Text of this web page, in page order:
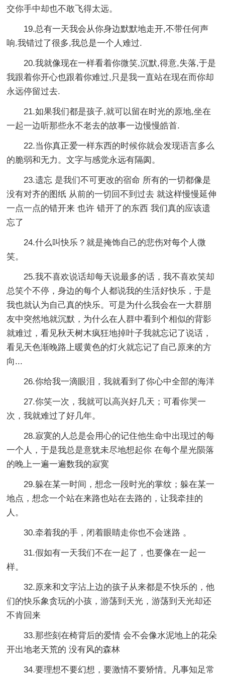
交你手中却也不敢飞得太远。
19.总有一天我会从你身边默默地走开,不带任何声
响.我错过了很多,我总是一个人难过.
20.我就像现在一样看着你微笑,沉默,得意,失落,于是
我跟着你开心也跟着你难过,只是我一直站在现在而你却
永远停留过去.
21.如果我们都是孩子,就可以留在时光的原地,坐在
一起一边听那些永不老去的故事一边慢慢皓首.
22.当你真正爱一样东西的时候你就会发现语言多么
的脆弱和无力。文字与感觉永远有隔阂。
23.遗忘 是我们不可更改的宿命 所有的一切都像是
没有对齐的图纸 从前的一切回不到过去 就这样慢慢延伸
一点一点的错开来 也许 错开了的东西 我们真的应该遗
忘了
24.什么叫快乐？就是掩饰自己的悲伤对每个人微
笑。
25.我不喜欢说话却每天说最多的话，我不喜欢笑却
总笑个不停，身边的每个人都说我的生活好快乐，于是
我也就认为自己真的快乐。可是为什么我会在一大群朋
友中突然地就沉默，为什么在人群中看到个相似的背影
就难过，看见秋天树木疯狂地掉叶子我就忘记了说话，
看见天色渐晚路上暖黄色的灯火就忘记了自己原来的方
向...
26.你给我一滴眼泪，我就看到了你心中全部的海洋
27.你笑一次，我就可以高兴好几天；可看你哭一
次，我就难过了好几年。
28.寂寞的人总是会用心的记住他生命中出现过的每
一个人，于是我总是意犹未尽地想起你 在每个星光陨落
的晚上一遍一遍数我的寂寞
29.躲在某一时间，想念一段时光的掌纹；躲在某一
地点，想念一个站在来路也站在去路的，让我牵挂的
人。
30.牵着我的手，闭着眼睛走你也不会迷路 。
31.假如有一天我们不在一起了，也要像在一起一
样。
32.原来和文字沾上边的孩子从来都是不快乐的，他
们的快乐象贪玩的小孩，游荡到天光，游荡到天光却还
不肯回来
33.那些刻在椅背后的爱情 会不会像水泥地上的花朵
开出地老天荒的 没有风的森林
34.要理想不要幻想，要激情不要矫情。凡事知足常